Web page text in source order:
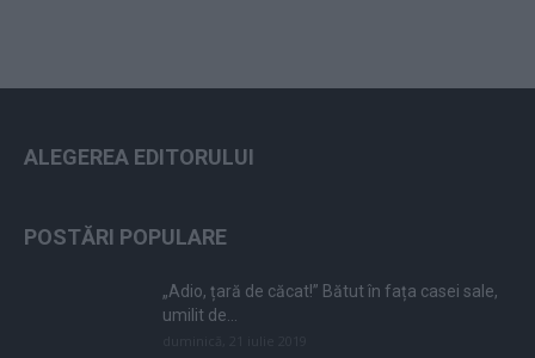
ALEGEREA EDITORULUI
POSTĂRI POPULARE
„Adio, țară de căcat!” Bătut în fața casei sale,
umilit de...